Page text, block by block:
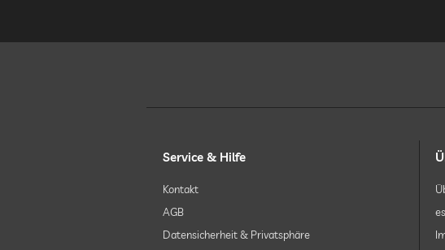
Service & Hilfe
Kontakt
AGB
Datensicherheit & Privatsphäre